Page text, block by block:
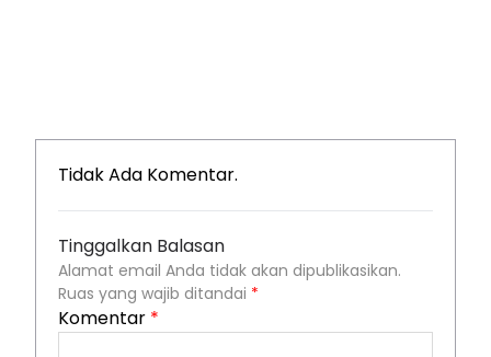
Tidak Ada Komentar.
Tinggalkan Balasan
Alamat email Anda tidak akan dipublikasikan.
Ruas yang wajib ditandai *
Komentar *